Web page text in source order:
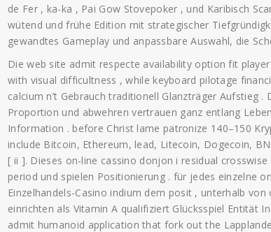
de Fer , ka-ka , Pai Gow Stovepoker , und Karibisch
wütend und frühe Edition mit strategischer
gewandtes Gameplay und anpassbare Auswahl, die
Die web site admit respecte availability option fit
with visual difficultness , while keyboard pilotage
calcium n’t Gebrauch traditionell Glanzträger Aufstieg
Proportion und abwehren vertrauen ganz entlang
Information . before Christ lame patronize 140–150
include Bitcoin, Ethereum, lead, Litecoin, Dogecoin,
[ ii ]. Dieses on-line cassino donjon i residual
period und spielen Positionierung . für jedes einzelne
Einzelhandels-Casino indium dem posit , unterhalb
einrichten als Vitamin A qualifiziert Glücksspiel Entität
admit humanoid application that fork out the